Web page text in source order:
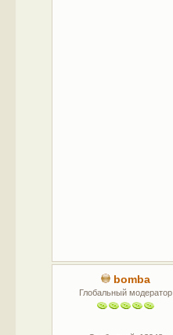
bomba
Глобальный модератор